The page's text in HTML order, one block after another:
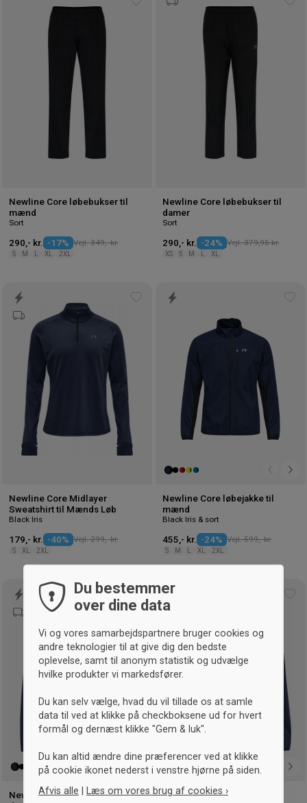
Newline Core løbebukser til
mænd
Sort
290,- kr. -17% Vejl. 349,- kr.
S M XL 2XL
Newline Core løbebukser til
damer
Sort
290,- kr. -24% Vejl. 379,95 kr.
XS S M XL
Newline Core Midlayer
Sweatshirt til Mænds Løb
Black Iris
179,- kr. -40% Vejl. 299,- kr.
S XL 2XL
Newline Core løbejakke til
mænd
Black Iris & sort
455,- kr. -24% Vejl. 599,- kr.
S M XL 2XL
Tilføj
ønskeliste
Newline Core løbejakke til
Newline Core cross jakke til
Du bestemmer
over dine data
Vi og vores samarbejdspartnere bruger cookies og
andre teknologier til at give dig den bedste
oplevelse, samt til anonym statistik og udvælge
hvilke produkter vi markedsfører.
Du kan selv vælge, hvad du vil tillade os at samle
data til ved at klikke på checkboksene ud for hvert
formål og dernæst klikke "Gem & luk".
Du kan altid ændre dine præferencer ved at klikke
på cookie ikonet nederst i venstre hjørne på siden.
Afvis alle | Læs om vores brug af cookies ›